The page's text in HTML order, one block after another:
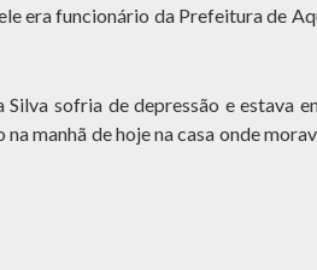
ele era funcionário da Prefeitura de
Silva sofria de depressão e estava
manhã de hoje na casa onde